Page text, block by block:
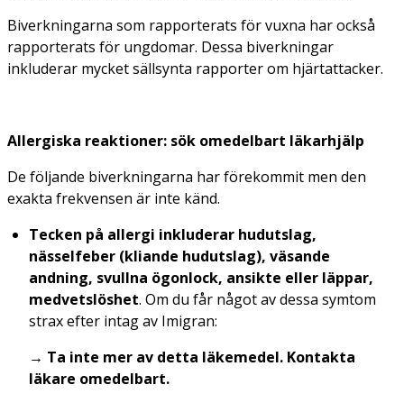
Biverkningarna som rapporterats för vuxna har också
rapporterats för ungdomar. Dessa biverkningar
inkluderar mycket sällsynta rapporter om hjärtattacker.
Allergiska reaktioner: sök omedelbart läkarhjälp
De följande biverkningarna har förekommit men den
exakta frekvensen är inte känd.
Tecken på allergi inkluderar hudutslag,
nässelfeber (kliande hudutslag), väsande
andning, svullna ögonlock, ansikte eller läppar,
medvetslöshet. Om du får något av dessa symtom
strax efter intag av Imigran:
→ Ta inte mer av detta läkemedel. Kontakta
läkare omedelbart.